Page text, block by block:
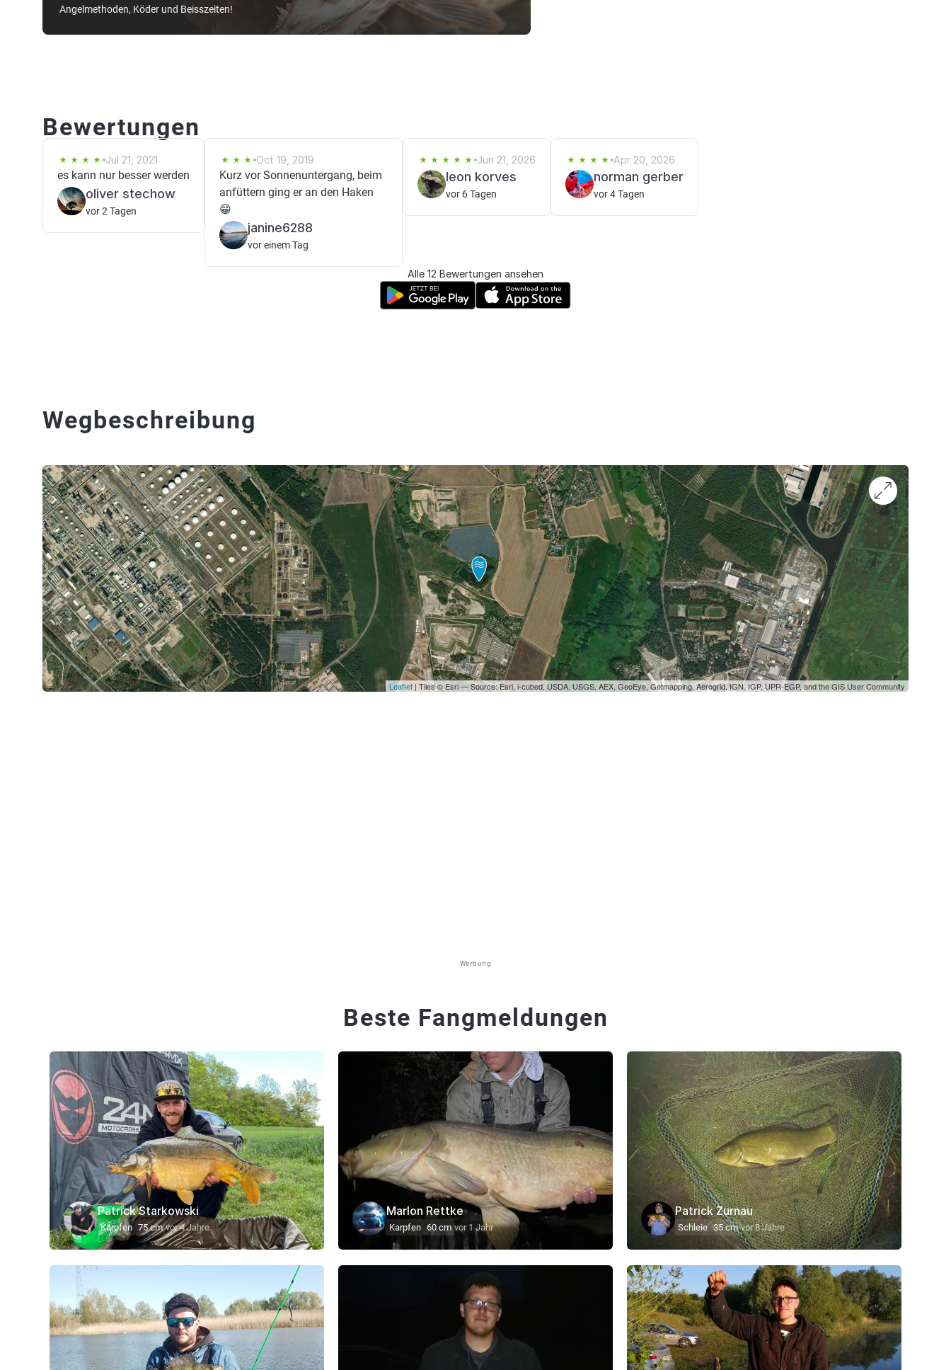
Angelmethoden, Köder und Beisszeiten!
Bewertungen
Jul 21, 2021
es kann nur besser werden
oliver stechow
vor 2 Tagen
Oct 19, 2019
Kurz vor Sonnenuntergang, beim
anfüttern ging er an den Haken
😁
janine6288
vor einem Tag
Jun 21, 2026
leon korves
vor 6 Tagen
Apr 20, 2026
norman gerber
vor 4 Tagen
Alle 12 Bewertungen ansehen
Wegbeschreibung
Leaflet | Tiles © Esri — Source: Esri, i-cubed, USDA, USGS, AEX, GeoEye, Getmapping, Aerogrid, IGN, IGP, UPR-EGP, and the GIS User Community
Werbung
Beste Fangmeldungen
Patrick Starkowski
Karpfen 75 cm vor 4 Jahre
Marlon Rettke
Karpfen 60 cm vor 1 Jahr
Patrick Zurnau
Schleie 35 cm vor 8 Jahre